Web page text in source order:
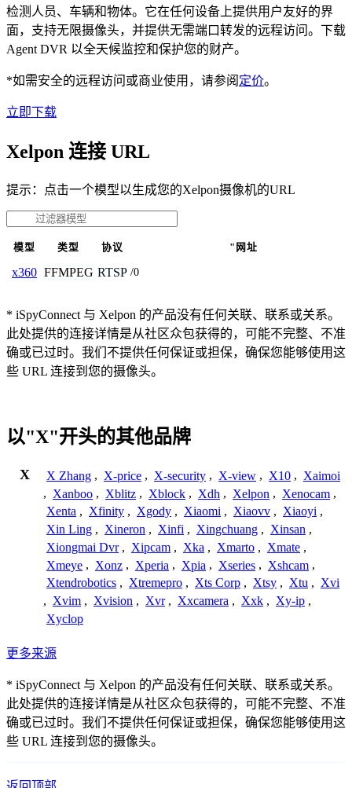
检测人员、车辆和物体。它在任何设备上提供用户友好的界
面，支持无限摄像头，并提供无需端口转发的远程访问。下载
Agent DVR 以全天候监控和保护您的财产。
*如需安全的远程访问或商业使用，请参阅 定价。
立即下载
Xelpon 连接 URL
提示：点击一个模型以生成您的Xelpon摄像机的URL
模型 类型 协议 "网址
x360 FFMPEG RTSP /0
* iSpyConnect 与 Xelpon 的产品没有任何关联、联系或关系。
此处提供的连接详情是从社区众包获得的，可能不完整、不准
确或已过时。我们不提供任何保证或担保，确保您能够使用这
些 URL 连接到您的摄像头。
以"X"开头的其他品牌
X X Zhang , X-price , X-security , X-view , X10 , Xaimoi
, Xanboo , Xblitz , Xblock , Xdh , Xelpon , Xenocam ,
Xenta , Xfinity , Xgody , Xiaomi , Xiaovv , Xiaoyi ,
Xin Ling , Xineron , Xinfi , Xingchuang , Xinsan ,
Xiongmai Dvr , Xipcam , Xka , Xmarto , Xmate ,
Xmeye , Xonz , Xperia , Xpia , Xseries , Xshcam ,
Xtendrobotics , Xtremepro , Xts Corp , Xtsy , Xtu , Xvi
, Xvim , Xvision , Xvr , Xxcamera , Xxk , Xy-ip ,
Xyclop
更多来源
* iSpyConnect 与 Xelpon 的产品没有任何关联、联系或关系。
此处提供的连接详情是从社区众包获得的，可能不完整、不准
确或已过时。我们不提供任何保证或担保，确保您能够使用这
些 URL 连接到您的摄像头。